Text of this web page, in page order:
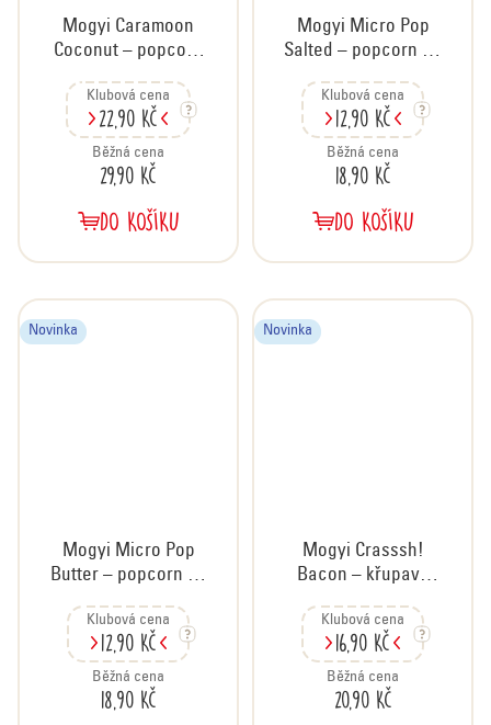
Mogyi Caramoon
Coconut – popcorn
Klubová cena
22,90 Kč
Běžná cena
29,90 Kč
DO KOŠÍKU
Mogyi Micro Pop
Salted – popcorn do
100 g
Klubová cena
12,90 Kč
Běžná cena
18,90 Kč
DO KOŠÍKU
Novinka
Mogyi Micro Pop
Butter – popcorn do
máslovou příchutí,
100 g
Klubová cena
12,90 Kč
Běžná cena
18,90 Kč
Novinka
Mogyi Crasssh!
Bacon – křupavý
příchutí, 60 g
Klubová cena
16,90 Kč
Běžná cena
20,90 Kč